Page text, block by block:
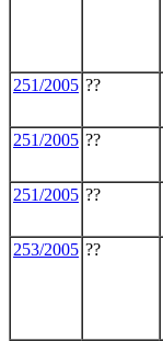
251/2005 ??
251/2005 ??
251/2005 ??
253/2005 ??